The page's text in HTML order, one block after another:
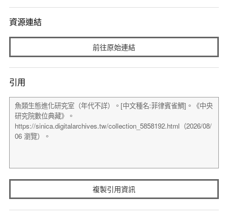
資源連結
前往原始連結
引用
複製引用資訊